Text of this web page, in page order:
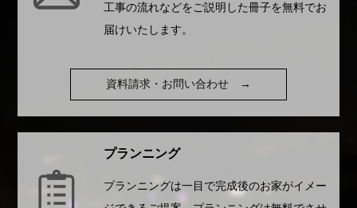
工事の流れなどをご説明した冊子を無料でお
届けいたします。
資料請求・お問い合わせ →
プランニング
プランニングは一目で完成後のお家がイメー